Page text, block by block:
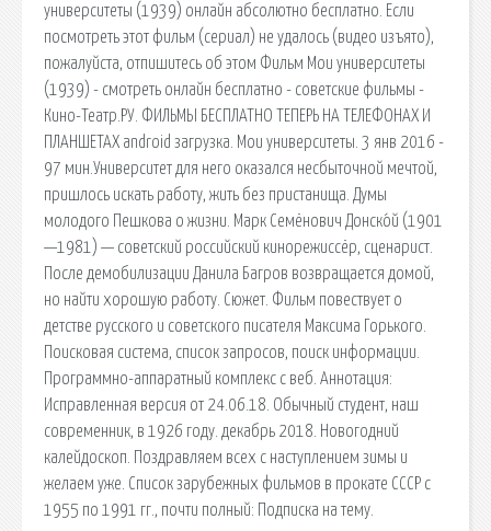
университеты (1939) онлайн абсолютно бесплатно. Если
посмотреть этот фильм (сериал) не удалось (видео изъято),
пожалуйста, отпишитесь об этом Фильм Мои университеты
(1939) - смотреть онлайн бесплатно - советские фильмы -
Кино-Театр.РУ. ФИЛЬМЫ БЕСПЛАТНО ТЕПЕРЬ НА ТЕЛЕФОНАХ И
ПЛАНШЕТАХ android загрузка. Мои университеты. 3 янв 2016 -
97 мин.Университет для него оказался несбыточной мечтой,
пришлось искать работу, жить без пристанища. Думы
молодого Пешкова о жизни. Марк Семёнович Донско́й (1901
—1981) — советский российский кинорежиссёр, сценарист.
После демобилизации Данила Багров возвращается домой,
но найти хорошую работу. Сюжет. Фильм повествует о
детстве русского и советского писателя Максима Горького.
Поисковая сиcтема, список запросов, поиск информации.
Программно-аппаратный комплекс с веб. Аннотация:
Исправленная версия от 24.06.18. Обычный студент, наш
современник, в 1926 году. декабрь 2018. Новогодний
калейдоскоп. Поздравляем всех с наступлением зимы и
желаем уже. Список зарубежных фильмов в прокате СССР с
1955 по 1991 гг., почти полный: Подписка на тему.